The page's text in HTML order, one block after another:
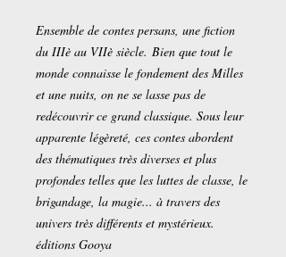
Ensemble de contes persans, une fiction
du IIIè au VIIè siècle. Bien que tout le
monde connaisse le fondement des Milles
et une nuits, on ne se lasse pas de
redécouvrir ce grand classique. Sous leur
apparente légèreté, ces contes abordent
des thématiques très diverses et plus
profondes telles que les luttes de classe, le
brigandage, la magie... à travers des
univers très différents et mystérieux.
éditions Gooya